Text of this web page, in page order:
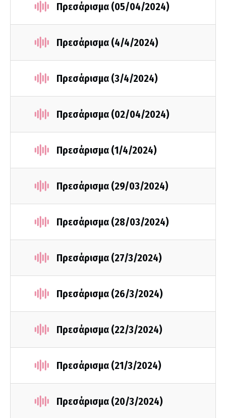
Πρεσάρισμα (05/04/2024)
Πρεσάρισμα (4/4/2024)
Πρεσάρισμα (3/4/2024)
Πρεσάρισμα (02/04/2024)
Πρεσάρισμα (1/4/2024)
Πρεσάρισμα (29/03/2024)
Πρεσάρισμα (28/03/2024)
Πρεσάρισμα (27/3/2024)
Πρεσάρισμα (26/3/2024)
Πρεσάρισμα (22/3/2024)
Πρεσάρισμα (21/3/2024)
Πρεσάρισμα (20/3/2024)